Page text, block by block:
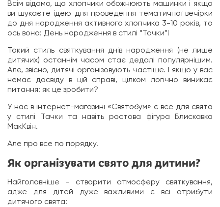
Всім відомо, що хлопчики обожнюють машинки і якщо
ви шукаєте ідею для проведення тематичної вечірки
до дня народження активного хлопчика 3-10 років, то
ось вона: День народження в стилі “Тачки”!
Такий стиль святкування днів народження (не лише
дитячих) останнім часом стає дедалі популярнішим.
Але, звісно, ​​дитячі організовують частіше. І якщо у вас
немає досвіду в цій справі, цілком логічно виникає
питання: як це зробити?
У нас в інтернет-магазині «Святобум» є все для свята
у стилі Тачки та навіть ростова фігура Блискавка
МакКвін.
Але про все по порядку.
Як організувати свято для дитини?
Найголовніше - створити атмосферу святкування,
адже для дітей дуже важливими є всі атрибути
дитячого свята: